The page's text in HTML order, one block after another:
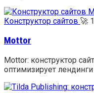
Конструктор сайтов 🚀
Mottor
Mottor: конструктор
оптимизирует